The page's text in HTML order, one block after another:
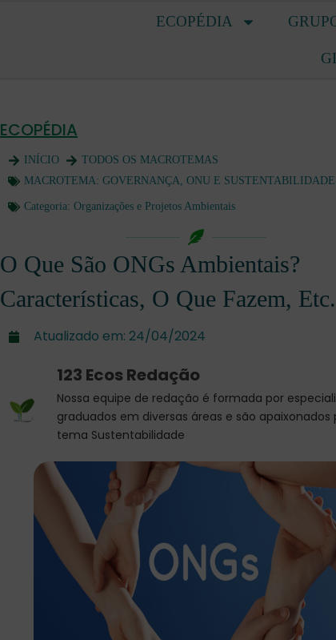
ECOPÉDIA
ECOPÉDIA
INÍCIO
TODOS OS MACROTEMAS
MACROTEMA: GOVERNANÇA, ONU E
Categoria: Organizações e Projetos Ambientais
O Que São ONGs Ambientais?
Características, O Que Fazem, Etc.
Atualizado em: 24/04/2024
123 Ecos Redação
Nossa equipe de redação é formada por
graduados em diversas áreas e são apaixonados
tema Sustentabilidade